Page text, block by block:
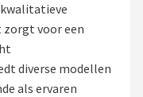
voor een
diverse modellen
als ervaren